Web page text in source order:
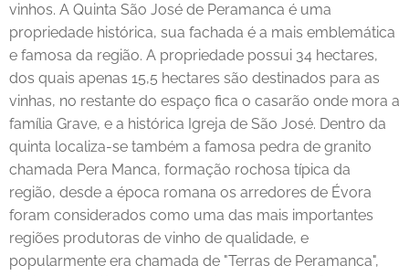
vinhos. A Quinta São José de Peramanca é uma
propriedade histórica, sua fachada é a mais emblemática
e famosa da região. A propriedade possui 34 hectares,
dos quais apenas 15,5 hectares são destinados para as
vinhas, no restante do espaço fica o casarão onde mora a
família Grave, e a histórica Igreja de São José. Dentro da
quinta localiza-se também a famosa pedra de granito
chamada Pera Manca, formação rochosa típica da
região, desde a época romana os arredores de Évora
foram considerados como uma das mais importantes
regiões produtoras de vinho de qualidade, e
popularmente era chamada de "Terras de Peramanca",